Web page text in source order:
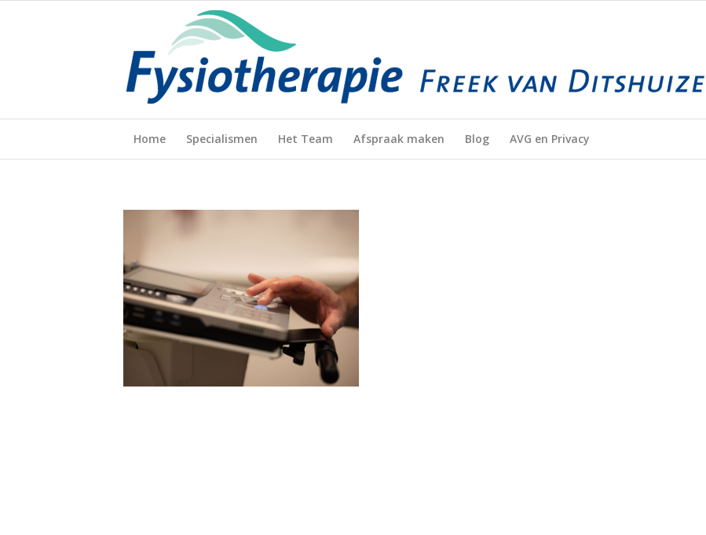
Home Specialismen Het Team Afspraak maken Blog AVG en Privacy